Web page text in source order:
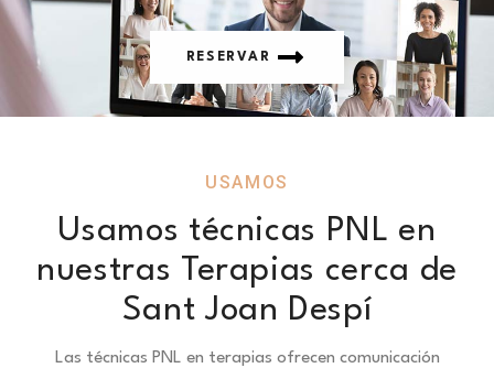
RESERVAR
USAMOS
Usamos técnicas PNL en
nuestras Terapias cerca de
Sant Joan Despí
Las técnicas PNL en terapias ofrecen comunicación